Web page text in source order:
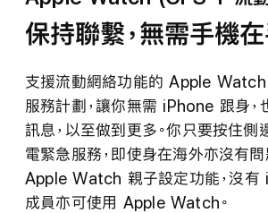
保持聯繫，無需手機在
支援流動網絡功能的 Apple
服務計劃，讓你無需 iPhone 跟身，
訊息，以至做到更多。你只要按住側
電緊急服務，即使身在海外亦沒有
Apple Watch 親子設定功能，沒有
成員亦可使用 Apple Watch。